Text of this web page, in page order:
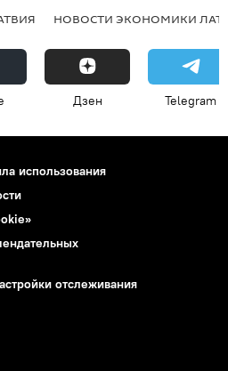
НОВОСТИ ЭКОНОМИКИ
Дзен Telegram
использования
отслеживания